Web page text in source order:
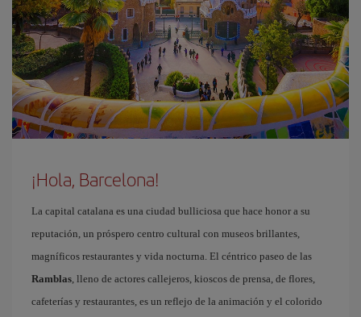
¡Hola, Barcelona!
La capital catalana es una ciudad bulliciosa que hace honor a su
reputación, un próspero centro cultural con museos brillantes,
magníficos restaurantes y vida nocturna. El céntrico paseo de las
Ramblas, lleno de actores callejeros, kioscos de prensa, de flores,
cafeterías y restaurantes, es un reflejo de la animación y el colorido